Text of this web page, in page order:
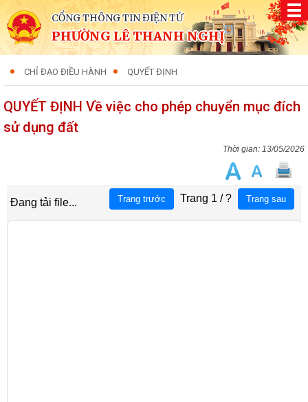
CỔNG THÔNG TIN ĐIỆN TỬ
PHƯỜNG LÊ THANH NGHỊ
CHỈ ĐẠO ĐIỀU HÀNH QUYẾT ĐỊNH
QUYẾT ĐỊNH Về việc cho phép chuyển mục đích
sử dụng đất
13/05/2026